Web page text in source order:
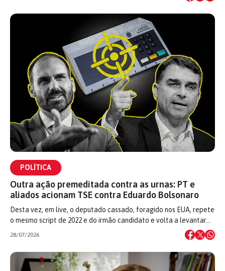
POLÍTICA
Outra ação premeditada contra as urnas: PT e
aliados acionam TSE contra Eduardo Bolsonaro
Desta vez, em live, o deputado cassado, foragido nos EUA, repete
o mesmo script de 2022 e do irmão candidato e volta a levantar…
28/07/2026